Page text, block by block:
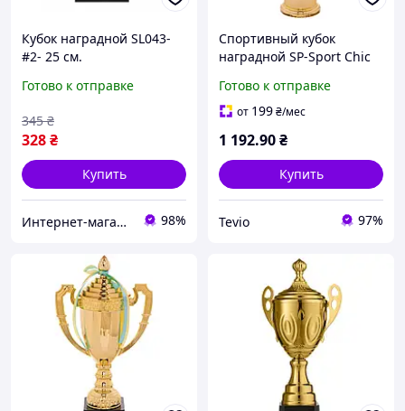
Кубок наградной SL043-
#2- 25 см.
Готово к отправке
328₴
345 ₴
Купить
Интернет-магазин спорттоваров "SprinterSport” 98%
Спортивный кубок
наградной SP-Sport Chic
турниров высота 56см
Готово к отправке
от 199₴/мес
1 192.90₴
Купить
Tevio 97%